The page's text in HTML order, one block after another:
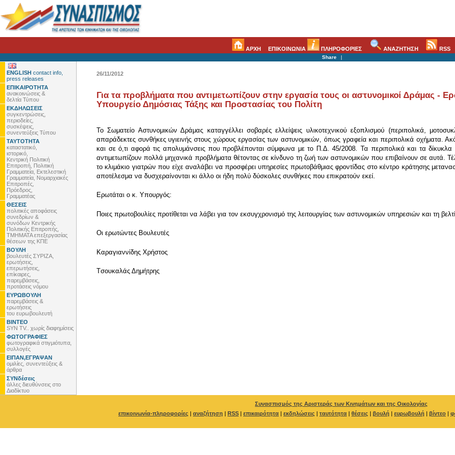
ΑΡΧΗ ΕΠΙΚΟΙΝΩΝΙΑ ΠΛΗΡΟΦΟΡΙΕΣ ΑΝΑΖΗΤΗΣΗ RSS
Share |
ENGLISH contact info,
press releases
ΕΠΙΚΑΙΡΟΤΗΤΑ
ανακοινώσεις &
δελτία Τύπου
ΕΚΔΗΛΩΣΕΙΣ
συγκεντρώσεις,
περιοδείες,
συσκέψεις,
συνεντεύξεις Τύπου
ΤΑΥΤΟΤΗΤΑ
καταστατικό,
ιστορικό,
Κεντρική Πολιτική
Επιτροπή, Πολιτική
Γραμματεία, Εκτελεστική
Γραμματεία, Νομαρχιακές
Επιτροπές,
Πρόεδρος,
Γραμματέας
ΘΕΣΕΙΣ
πολιτικές αποφάσεις
συνεδρίων &
συνόδων Κεντρικής
Πολιτικής Επιτροπής,
ΤΜΗΜΑΤΑ επεξεργασίας
θέσεων της ΚΠΕ
ΒΟΥΛΗ
βουλευτές ΣΥΡΙΖΑ,
ερωτήσεις,
επερωτήσεις,
επίκαιρες,
παρεμβάσεις,
προτάσεις νόμου
ΕΥΡΩΒΟΥΛΗ
παρεμβάσεις &
ερωτήσεις
του ευρωβουλευτή
ΒΙΝΤΕΟ
SYN TV.. χωρίς διαφημίσεις
ΦΩΤΟΓΡΑΦΙΕΣ
φωτογραφικά στιγμιότυπα,
συλλογές
ΕΙΠΑΝ,ΕΓΡΑΨΑΝ
ομιλίες, συνεντεύξεις &
άρθρα
ΣΥΝδέσεις
άλλες διευθύνσεις στο
Διαδίκτυο
26/11/2012
Για τα προβλήματα που αντιμετωπίζουν στην εργασία τους οι αστυνομικοί Δράμας
Υπουργείο Δημόσιας Τάξης και Προστασίας του Πολίτη
Το Σωματείο Αστυνομικών Δράμας καταγγέλλει σοβαρές ελλείψεις υλικοτεχνικού εξοπλισμού (περιπολικά,
απαράδεκτες συνθήκες υγιεινής στους χώρους εργασίας των αστυνομικών, όπως γραφεία και περιπολικά οχήματα.
και σε ό,τι αφορά τις απολυμάνσεις που προβλέπονται σύμφωνα με το Π.Δ. 45/2008. Τα περιπολικά και τα
αντιμετωπίζουν πολλά μηχανικά προβλήματα θέτοντας σε κίνδυνο τη ζωή των αστυνομικών που επιβαίνουν σε αυτά.
το κλιμάκιο γιατρών που είχε αναλάβει να προσφέρει υπηρεσίες πρωτοβάθμιας φροντίδας στο κέντρο κράτησης
αποτέλεσμα να δυσχεραίνονται κι άλλο οι ήδη πολύ δύσκολες συνθήκες που επικρατούν εκεί.
Ερωτάται ο κ. Υπουργός:
Ποιες πρωτοβουλίες προτίθεται να λάβει για τον εκσυγχρονισμό της λειτουργίας των αστυνομικών υπηρεσιών και
Οι ερωτώντες Βουλευτές
Καραγιαννίδης Χρήστος
Tσουκαλάς Δημήτρης
Συνασπισμός της Αριστεράς των Κινημάτων και της Οικολογίας
επικοινωνία-πληροφορίες | αναζήτηση | RSS | επικαιρότητα | εκδηλώσεις | ταυτότητα | θέσεις | βουλή | ευρωβουλή | βίντεο |